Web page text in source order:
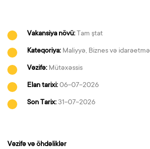
Vakansiya növü: Tam ştat
Kateqoriya: Maliyyə, Biznes və idarəetmə
Vəzifə: Mütəxəssis
Elan tarixi:06-07-2026
Son Tarix:31-07-2026
Vəzifə və öhdəliklər